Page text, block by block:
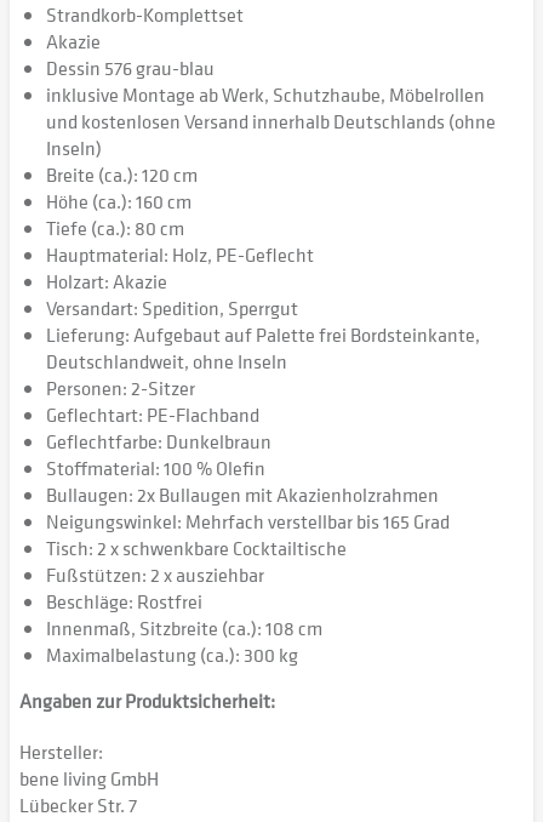
Strandkorb-Komplettset
Akazie
Dessin 576 grau-blau
inklusive Montage ab Werk, Schutzhaube, Möbelrollen
und kostenlosen Versand innerhalb Deutschlands (ohne
Inseln)
Breite (ca.): 120 cm
Höhe (ca.): 160 cm
Tiefe (ca.): 80 cm
Hauptmaterial: Holz, PE-Geflecht
Holzart: Akazie
Versandart: Spedition, Sperrgut
Lieferung: Aufgebaut auf Palette frei Bordsteinkante,
Deutschlandweit, ohne Inseln
Personen: 2-Sitzer
Geflechtart: PE-Flachband
Geflechtfarbe: Dunkelbraun
Stoffmaterial: 100 % Olefin
Bullaugen: 2x Bullaugen mit Akazienholzrahmen
Neigungswinkel: Mehrfach verstellbar bis 165 Grad
Tisch: 2 x schwenkbare Cocktailtische
Fußstützen: 2 x ausziehbar
Beschläge: Rostfrei
Innenmaß, Sitzbreite (ca.): 108 cm
Maximalbelastung (ca.): 300 kg
Angaben zur Produktsicherheit:
Hersteller:
bene living GmbH
Lübecker Str. 7